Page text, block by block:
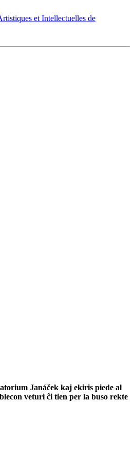
Janáček kaj ekiris piede al
veturi ĉi tien per la buso rekte